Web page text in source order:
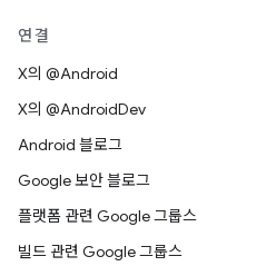
연결
X의 @Android
X의 @AndroidDev
Android 블로그
Google 보안 블로그
플랫폼 관련 Google 그룹스
빌드 관련 Google 그룹스